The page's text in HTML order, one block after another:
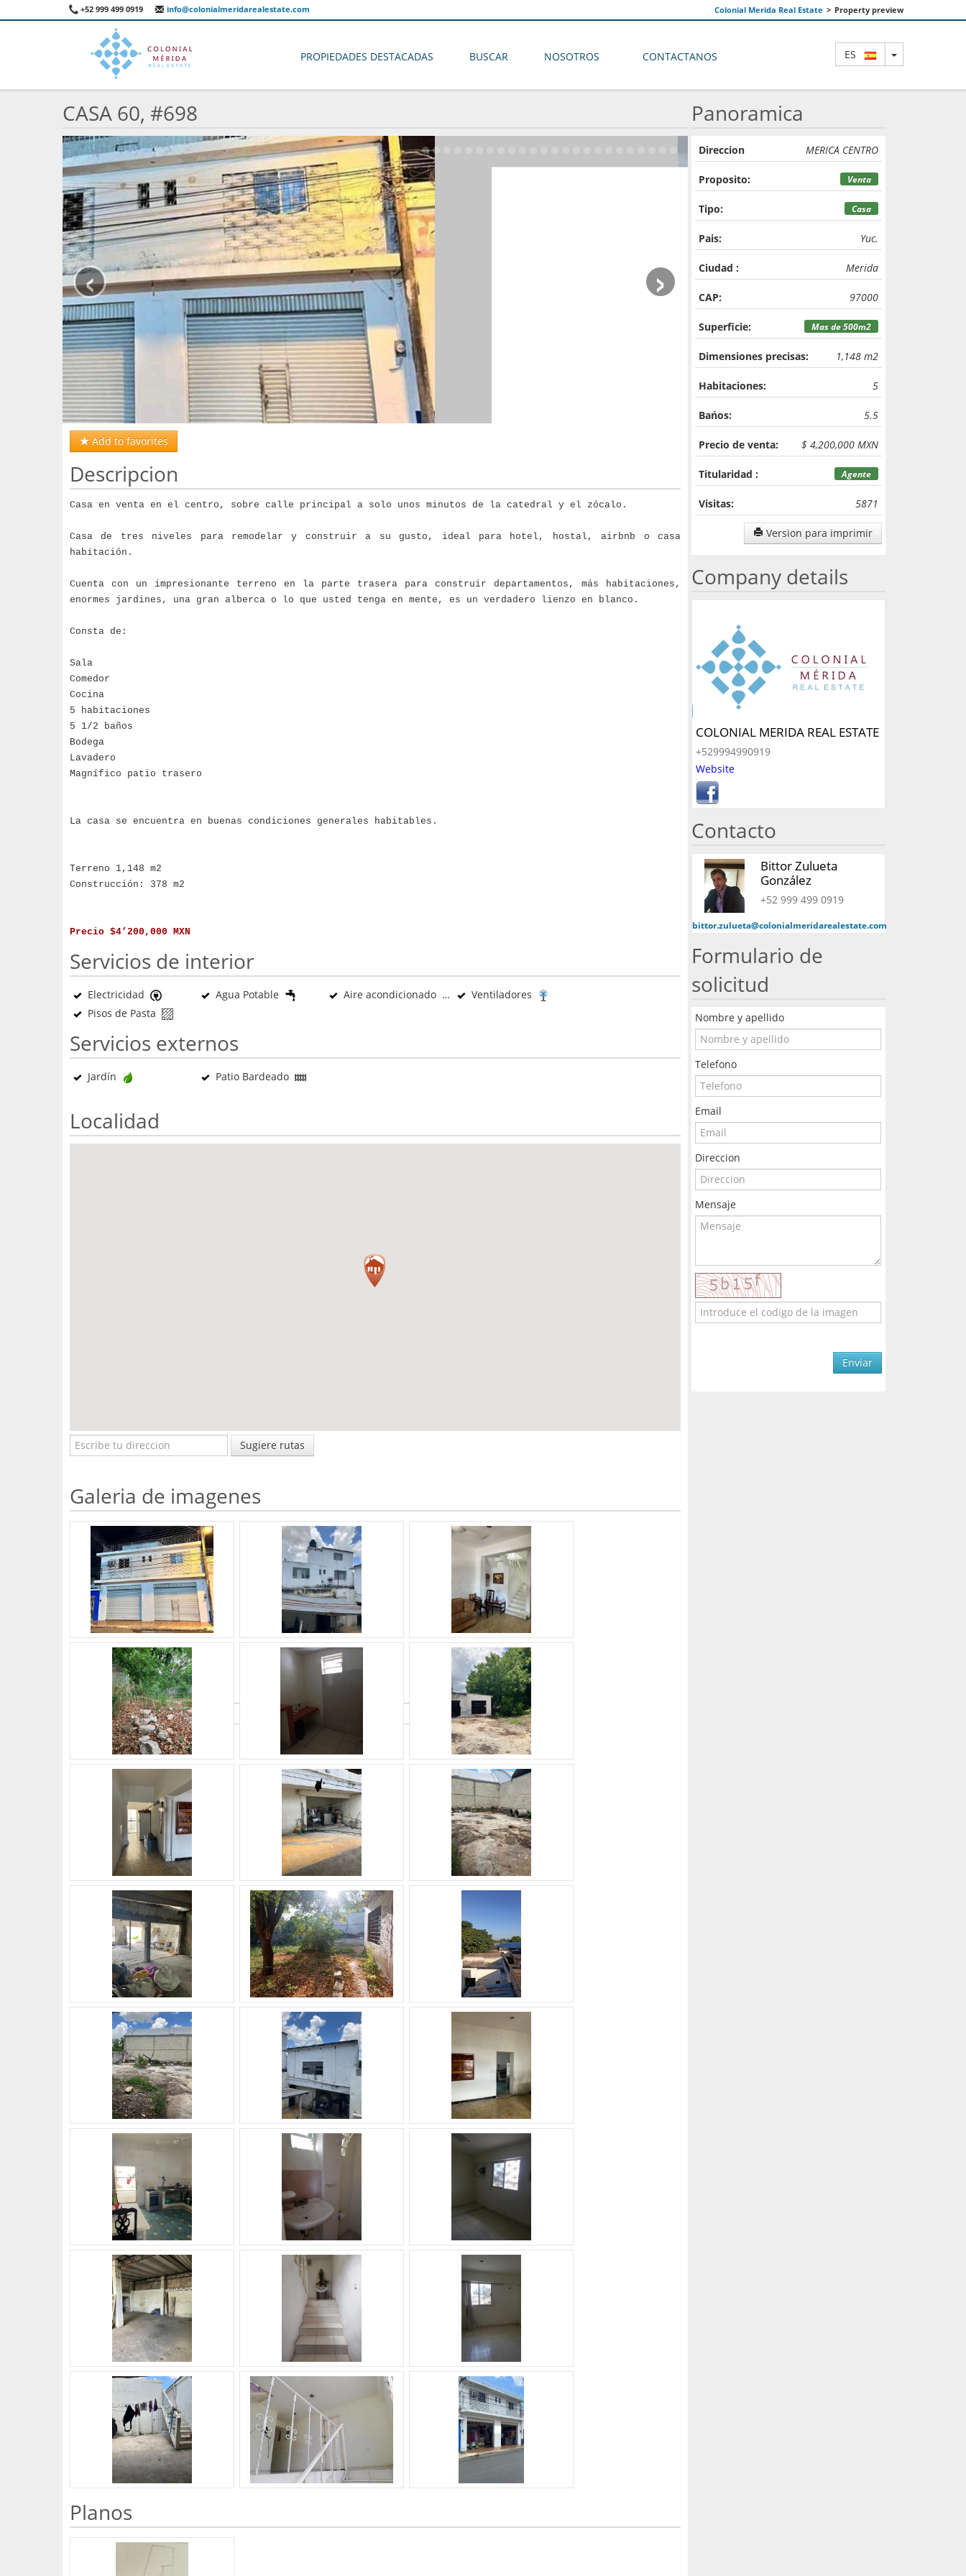
+52 999 499 0919 info@colonialmeridarealestate.com Colonial Merida Real Estate > Property preview
ES TOGGLE
PROPIEDADES DESTACADAS BUSCAR NOSOTROS CONTACTANOS
CASA 60, #698
‹ ›
Add to favorites
Descripcion
Casa en venta en el centro, sobre calle principal a solo unos minutos de la catedral y el zócalo.
Casa de tres niveles para remodelar y construir a su gusto, ideal para hotel, hostal, airbnb o casa
habitación.
Cuenta con un impresionante terreno en la parte trasera para construir departamentos, más habitaciones,
enormes jardines, una gran alberca o lo que usted tenga en mente, es un verdadero lienzo en blanco.
Consta de:
Sala
Comedor
Cocina
5 habitaciones
5 1/2 baños
Bodega
Lavadero
Magnífico patio trasero
La casa se encuentra en buenas condiciones generales habitables.
Terreno 1,148 m2
Construcción: 378 m2
Precio $4’200,000 MXN
Servicios de interior
Electricidad Agua Potable Aire acondicionado
Ventiladores
Pisos de Pasta
Servicios externos
Jardín Patio Bardeado
Localidad
Sugiere rutas
What's Your Walk Score?
Galeria de imagenes
Planos
Panoramica
Direccion MERICA CENTRO
Proposito: Venta
Tipo: Casa
Pais: Yuc.
Ciudad : Merida
CAP: 97000
Superficie: Mas de 500m2
Dimensiones precisas: 1,148 m2
Habitaciones: 5
Bańos: 5.5
Precio de venta: $ 4,200,000 MXN
Titularidad : Agente
Visitas: 5871
Version para imprimir
Company details
COLONIAL MERIDA REAL ESTATE
+529994990919
Website
Contacto
Bittor Zulueta
González
+52 999 499 0919
bittor.zulueta@colonialmeridarealestate.com
Formulario de
solicitud
Nombre y apellido
Telefono
Email
Direccion
Mensaje
Enviar